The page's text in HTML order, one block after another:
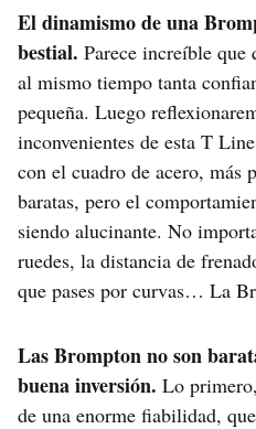
El dinamismo de una
bestial. Parece increíble que
al mismo tiempo tanta
pequeña. Luego
inconvenientes de esta T
con el cuadro de acero, más
baratas, pero el
siendo alucinante. No
ruedes, la distancia de
que pases por curvas… La
Las Brompton no son
buena inversión. Lo
de una enorme fiabilidad,